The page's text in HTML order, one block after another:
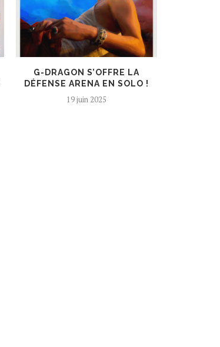
G-DRAGON S’OFFRE LA
DÉFENSE ARENA EN SOLO !
19 juin 2025